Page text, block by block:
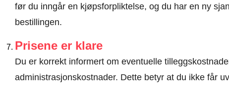
før du inngår en kjøpsforpliktelse, og du har en ny
bestillingen.
Prisene er klare
Du er korrekt informert om eventuelle
administrasjonskostnader. Dette betyr at du ikke får